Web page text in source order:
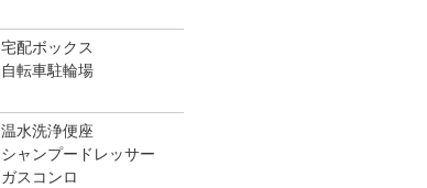
宅配ボックス
自転車駐輪場
温水洗浄便座
シャンプードレッサー
ガスコンロ